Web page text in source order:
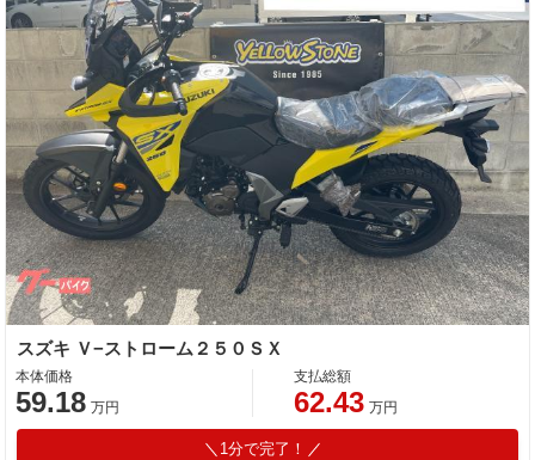
スズキ Ｖ−ストローム２５０ＳＸ
本体価格
59.18 万円
支払総額
62.43 万円
1分で完了！